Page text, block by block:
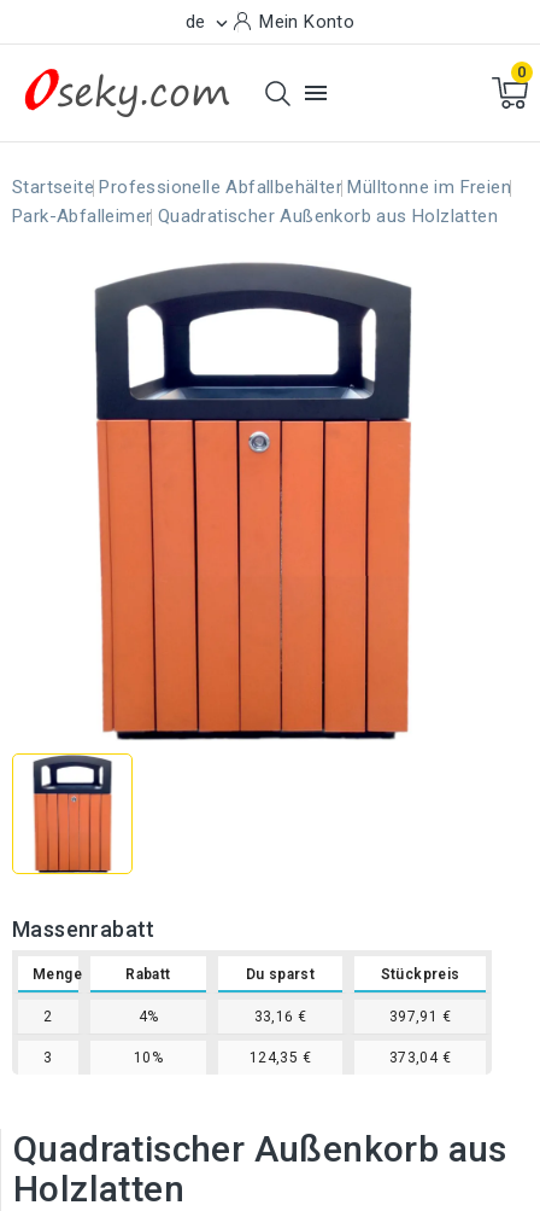
de  Mein Konto

0
Startseite Professionelle Abfallbehälter Mülltonne im Freien
Park-Abfalleimer Quadratischer Außenkorb aus Holzlatten
Massenrabatt
Menge Rabatt Du sparst Stückpreis
2 4% 33,16 € 397,91 €
3 10% 124,35 € 373,04 €
Quadratischer Außenkorb aus
Holzlatten